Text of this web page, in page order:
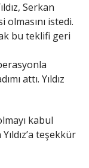
Serkan
olmasını istedi.
bu teklifi geri
attı. Yıldız
kabul
teşekkür